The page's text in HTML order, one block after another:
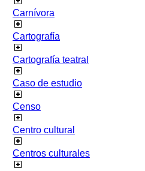
Carnívora
Cartografía
Cartografía teatral
Caso de estudio
Censo
Centro cultural
Centros culturales